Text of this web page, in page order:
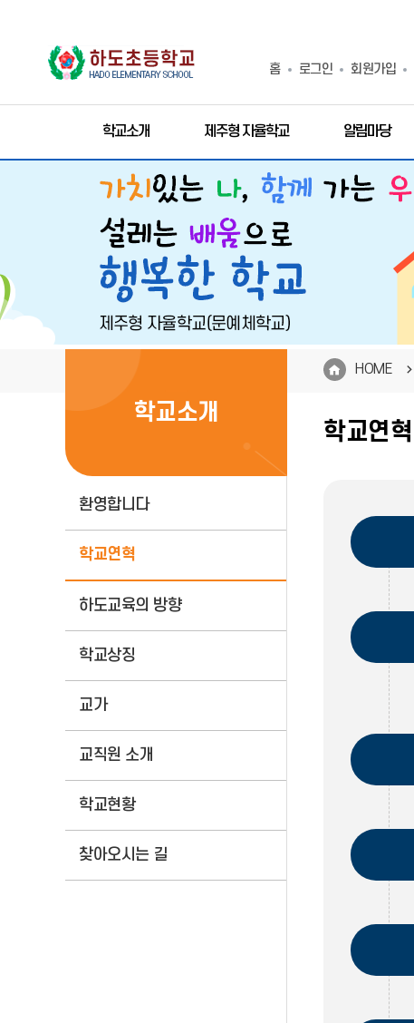
홈 로그인 회원가입
학교소개 제주형 자율학교 알림마당
학교소개
환영합니다
학교연혁
하도교육의 방향
학교상징
교가
교직원 소개
학교현황
찾아오시는 길
HOME
학교연혁